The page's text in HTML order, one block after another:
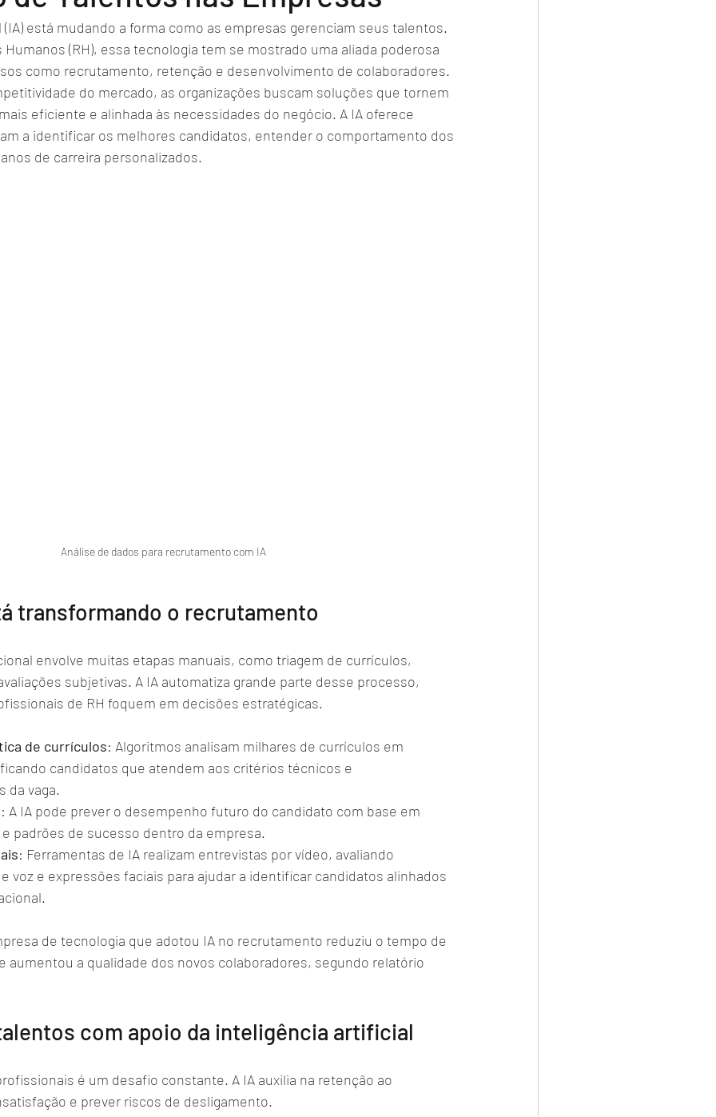
está mudando a forma como as empresas gerenciam seus talentos.
(RH), essa tecnologia tem se mostrado uma aliada poderosa
como recrutamento, retenção e desenvolvimento de colaboradores.
do mercado, as organizações buscam soluções que tornem
eficiente e alinhada às necessidades do negócio. A IA oferece
a identificar os melhores candidatos, entender o comportamento dos
de carreira personalizados.
Análise de dados para recrutamento com IA
transformando o recrutamento
envolve muitas etapas manuais, como triagem de currículos,
subjetivas. A IA automatiza grande parte desse processo,
de RH foquem em decisões estratégicas.
de currículos: Algoritmos analisam milhares de currículos em
candidatos que atendem aos critérios técnicos e
da vaga.
: A IA pode prever o desempenho futuro do candidato com base em
padrões de sucesso dentro da empresa.
: Ferramentas de IA realizam entrevistas por vídeo, avaliando
voz e expressões faciais para ajudar a identificar candidatos alinhados
de tecnologia que adotou IA no recrutamento reduziu o tempo de
aumentou a qualidade dos novos colaboradores, segundo relatório
com apoio da inteligência artificial
é um desafio constante. A IA auxilia na retenção ao
e prever riscos de desligamento.